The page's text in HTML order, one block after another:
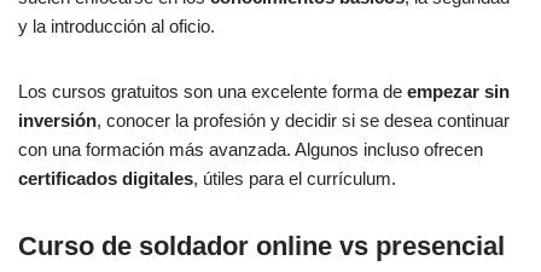
y la introducción al oficio.
Los cursos gratuitos son una excelente forma de empezar sin
inversión, conocer la profesión y decidir si se desea continuar
con una formación más avanzada. Algunos incluso ofrecen
certificados digitales, útiles para el currículum.
Curso de soldador online vs presencial